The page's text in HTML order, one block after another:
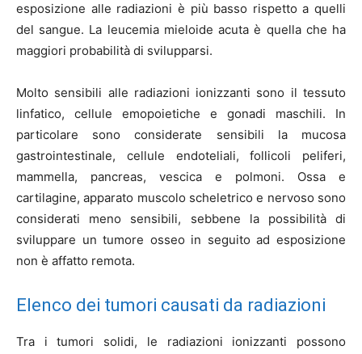
esposizione alle radiazioni è più basso rispetto a quelli
del sangue. La leucemia mieloide acuta è quella che ha
maggiori probabilità di svilupparsi.
Molto sensibili alle radiazioni ionizzanti sono il tessuto
linfatico, cellule emopoietiche e gonadi maschili. In
particolare sono considerate sensibili la mucosa
gastrointestinale, cellule endoteliali, follicoli peliferi,
mammella, pancreas, vescica e polmoni. Ossa e
cartilagine, apparato muscolo scheletrico e nervoso sono
considerati meno sensibili, sebbene la possibilità di
sviluppare un tumore osseo in seguito ad esposizione
non è affatto remota.
Elenco dei tumori causati da radiazioni
Tra i tumori solidi, le radiazioni ionizzanti possono